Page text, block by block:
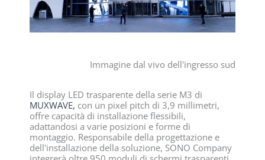
Immagine dal vivo dell'ingresso sud
Il display LED trasparente della serie M3 di
MUXWAVE, con un pixel pitch di 3,9 millimetri,
offre capacità di installazione flessibili,
adattandosi a varie posizioni e forme di
montaggio. Responsabile della progettazione e
dell'installazione della soluzione, SONO Company